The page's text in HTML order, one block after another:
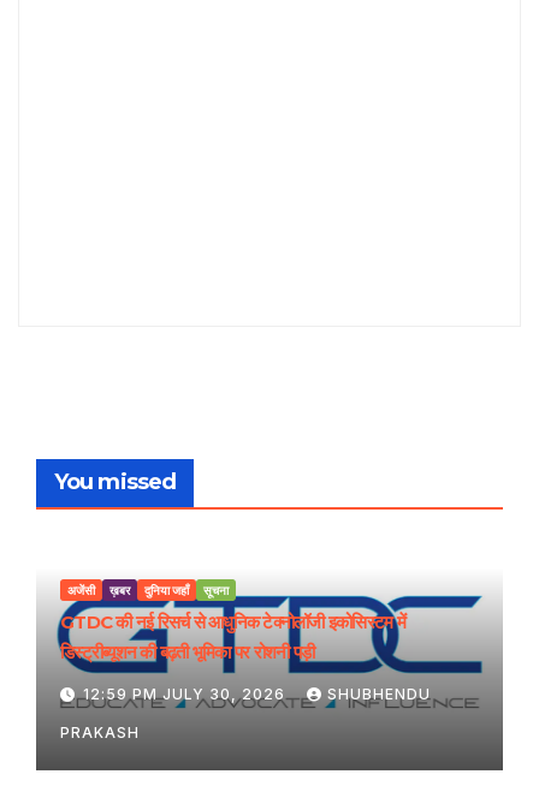
You missed
अजेंसी ख़बर दुनिया जहाँ सूचना
GTDC की नई रिसर्च से आधुनिक टेक्नोलॉजी इकोसिस्टम में
डिस्ट्रीब्यूशन की बढ़ती भूमिका पर रोशनी पड़ी
12:59 PM JULY 30, 2026 SHUBHENDU
PRAKASH